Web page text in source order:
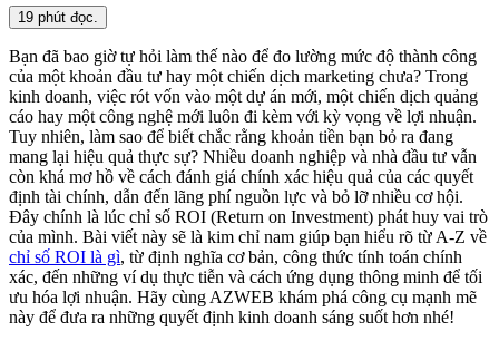
19 phút đọc.
Bạn đã bao giờ tự hỏi làm thế nào để đo lường mức độ thành công
của một khoản đầu tư hay một chiến dịch marketing chưa? Trong
kinh doanh, việc rót vốn vào một dự án mới, một chiến dịch quảng
cáo hay một công nghệ mới luôn đi kèm với kỳ vọng về lợi nhuận.
Tuy nhiên, làm sao để biết chắc rằng khoản tiền bạn bỏ ra đang
mang lại hiệu quả thực sự? Nhiều doanh nghiệp và nhà đầu tư vẫn
còn khá mơ hồ về cách đánh giá chính xác hiệu quả của các quyết
định tài chính, dẫn đến lãng phí nguồn lực và bỏ lỡ nhiều cơ hội.
Đây chính là lúc chỉ số ROI (Return on Investment) phát huy vai trò
của mình. Bài viết này sẽ là kim chỉ nam giúp bạn hiểu rõ từ A-Z về
chỉ số ROI là gì, từ định nghĩa cơ bản, công thức tính toán chính
xác, đến những ví dụ thực tiễn và cách ứng dụng thông minh để tối
ưu hóa lợi nhuận. Hãy cùng AZWEB khám phá công cụ mạnh mẽ
này để đưa ra những quyết định kinh doanh sáng suốt hơn nhé!